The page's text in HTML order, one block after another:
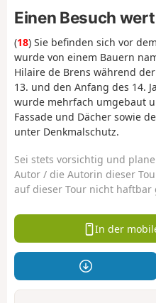
Einen Besuch wert
(18) Sie befinden sich vor
wurde von einem Bauern
Hilaire de Brens während
13. und den Anfang des 14.
wurde mehrfach umgebaut
Fassade und Dächer sowie
unter Denkmalschutz.
Sei stets vorsichtig und
Autor / die Autorin dieser
auf dieser Tour nicht haftbar
In der